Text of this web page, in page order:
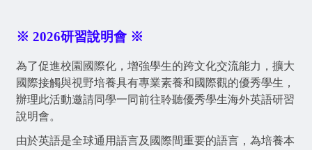
※ 2026研習說明會 ※
為了促進校園國際化，增強學生的跨文化交流能力，擴大
國際接觸與視野培養具有專業素養和國際觀的優秀學生，
辦理此活動邀請同學一同前往聆聽優秀學生海外英語研習
說明會。
由於英語是全球通用語言及國際間重要的語言，為培養本